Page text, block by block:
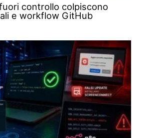
controllo colpiscono
e workflow GitHub